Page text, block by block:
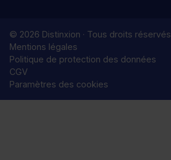
© 2026 Distinxion · Tous droits réservés
Mentions légales
Politique de protection des données
CGV
Paramètres des cookies